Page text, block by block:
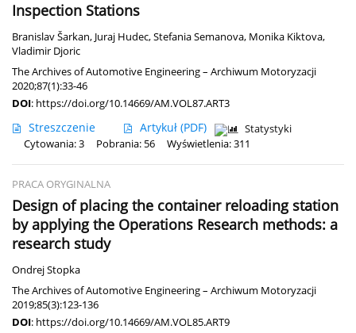
Inspection Stations
Branislav Šarkan, Juraj Hudec,Stefania Semanova, Monika Kiktova,
Vladimir Djoric
The Archives of Automotive Engineering – Archiwum Motoryzacji
2020;87(1):33-46
DOI: https://doi.org/10.14669/AM.VOL87.ART3
Streszczenie Artykuł (PDF)
Statystyki
Cytowania: 3
Pobrania: 56 Wyświetlenia: 311
PRACA ORYGINALNA
Design of placing the container reloading station
by applying the Operations Research methods: a
research study
Ondrej Stopka
The Archives of Automotive Engineering – Archiwum Motoryzacji
2019;85(3):123-136
DOI: https://doi.org/10.14669/AM.VOL85.ART9